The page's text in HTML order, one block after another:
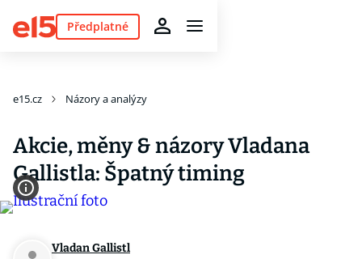
Předplatné
e15.cz Názory a analýzy
Akcie, měny & názory Vladana
Gallistla: Špatný timing
Vladan Gallistl